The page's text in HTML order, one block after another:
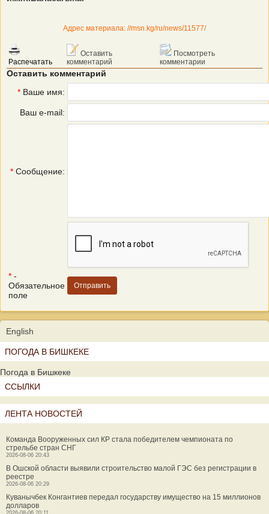
Адрес материала: //msn.kg/ru/news/11577/
Распечатать
Оставить
комментарий
Посмотреть
комментарии
Оставить комментарий
* Ваше имя:
Ваш e-mail:
* Сообщение:
* -
Обязательное
поле
English
ПОГОДА В БИШКЕКЕ
Погода в Бишкеке
ССЫЛКИ
ЛЕНТА НОВОСТЕЙ
Команда Вооруженных сил КР стала победителем чемпионата по
стрельбе стран СНГ
2026-08-06 20:43
В Ошской области выявили строительство малой ГЭС без регистрации в
реестре
2026-08-06 20:29
Куванычбек Конгантиев передал государству имущество на 15 миллионов
долларов
2026-08-06 20:11